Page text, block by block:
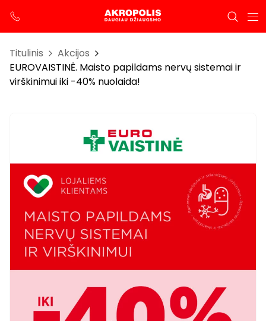
Titulinis
Akcijos
EUROVAISTINĖ. Maisto papildams nervų sistemai ir
virškinimui iki -40% nuolaida!